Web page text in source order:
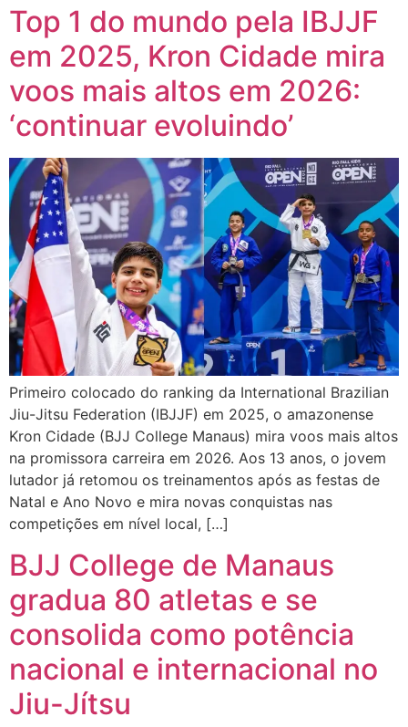
Top 1 do mundo pela IBJJF
em 2025, Kron Cidade mira
voos mais altos em 2026:
‘continuar evoluindo’
Primeiro colocado do ranking da International Brazilian
Jiu-Jitsu Federation (IBJJF) em 2025, o amazonense
Kron Cidade (BJJ College Manaus) mira voos mais altos
na promissora carreira em 2026. Aos 13 anos, o jovem
lutador já retomou os treinamentos após as festas de
Natal e Ano Novo e mira novas conquistas nas
competições em nível local, […]
BJJ College de Manaus
gradua 80 atletas e se
consolida como potência
nacional e internacional no
Jiu-Jítsu